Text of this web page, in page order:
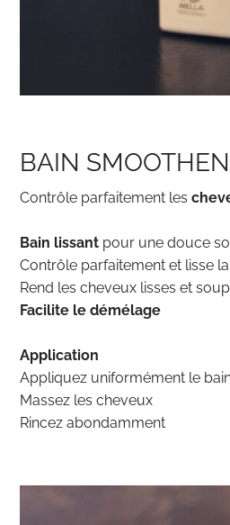
BAIN SMOOTHEN
Contrôle parfaitement les
Bain lissant pour une douce
Contrôle parfaitement et lisse
Rend les cheveux lisses et
Facilite le démélage
Application
Appliquez uniformément le
Massez les cheveux
Rincez abondamment